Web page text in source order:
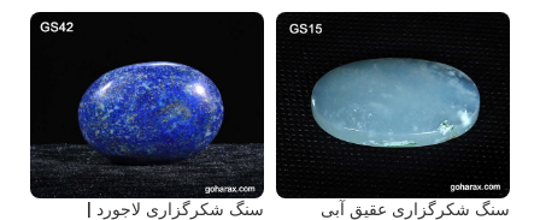
سنگ شکرگزاری عقیق آبی
سنگ شکرگزاری لاجورد |